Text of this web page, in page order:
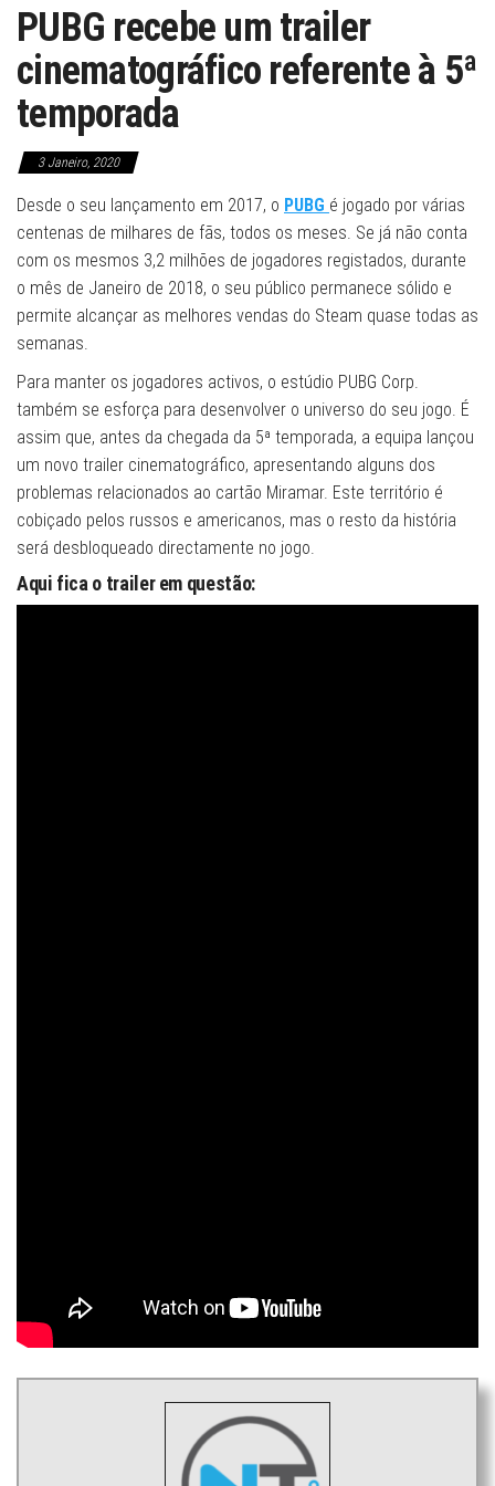
PUBG recebe um trailer
cinematográfico referente à 5ª
temporada
3 Janeiro, 2020
Desde o seu lançamento em 2017, o PUBG é jogado por várias
centenas de milhares de fãs, todos os meses. Se já não conta
com os mesmos 3,2 milhões de jogadores registados, durante
o mês de Janeiro de 2018, o seu público permanece sólido e
permite alcançar as melhores vendas do Steam quase todas as
semanas.
Para manter os jogadores activos, o estúdio PUBG Corp.
também se esforça para desenvolver o universo do seu jogo. É
assim que, antes da chegada da 5ª temporada, a equipa lançou
um novo trailer cinematográfico, apresentando alguns dos
problemas relacionados ao cartão Miramar. Este território é
cobiçado pelos russos e americanos, mas o resto da história
será desbloqueado directamente no jogo.
Aqui fica o trailer em questão: